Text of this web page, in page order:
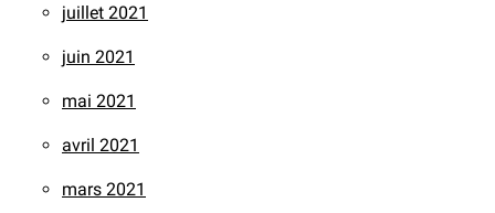
juillet 2021
juin 2021
mai 2021
avril 2021
mars 2021